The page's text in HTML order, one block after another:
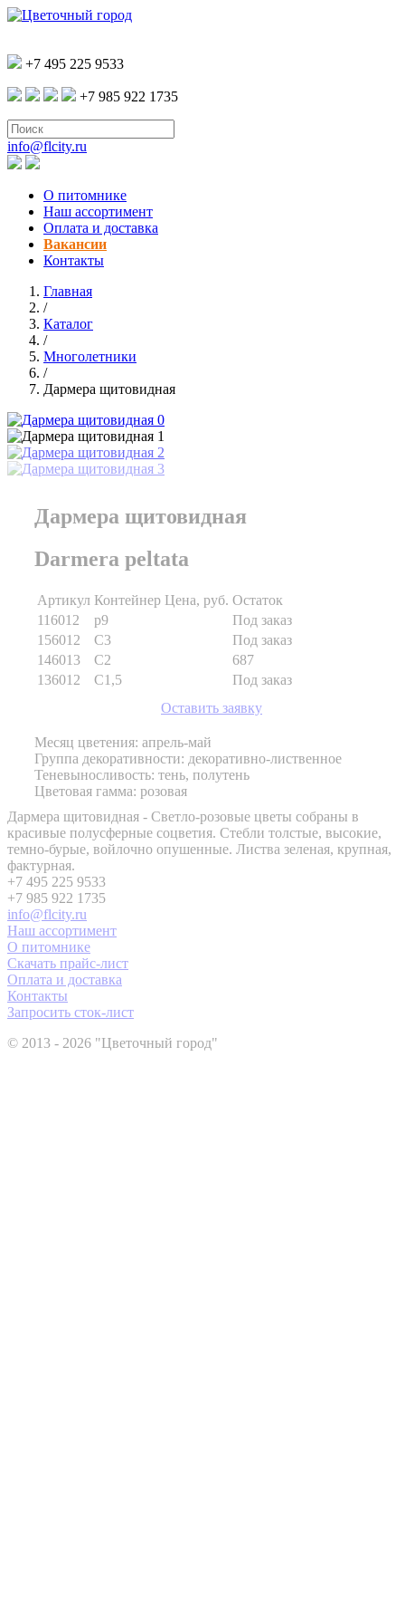
+7 495 225 9533
+7 985 922 1735
info@flcity.ru
О питомнике
Наш ассортимент
Оплата и доставка
Вакансии
Контакты
Главная
/
Каталог
/
Многолетники
/
Дармера щитовидная
Дармера щитовидная
Darmera peltata
Артикул Контейнер Цена, руб. Остаток
116012
p9
Под заказ
156012
C3
Под заказ
146013
C2
687
136012
C1,5
Под заказ
Оставить заявку
Месяц цветения: апрель-май
Группа декоративности: декоративно-лиственное
Теневыносливость: тень, полутень
Цветовая гамма: розовая
Дармера щитовидная - Светло-розовые цветы собраны в
красивые полусферные соцветия. Стебли толстые, высокие,
темно-бурые, войлочно опушенные. Листва зеленая, крупная,
фактурная.
+7 495 225 9533
+7 985 922 1735
info@flcity.ru
Наш ассортимент
О питомнике
Скачать прайс-лист
Оплата и доставка
Контакты
Запросить сток-лист
© 2013 - 2026 "Цветочный город"